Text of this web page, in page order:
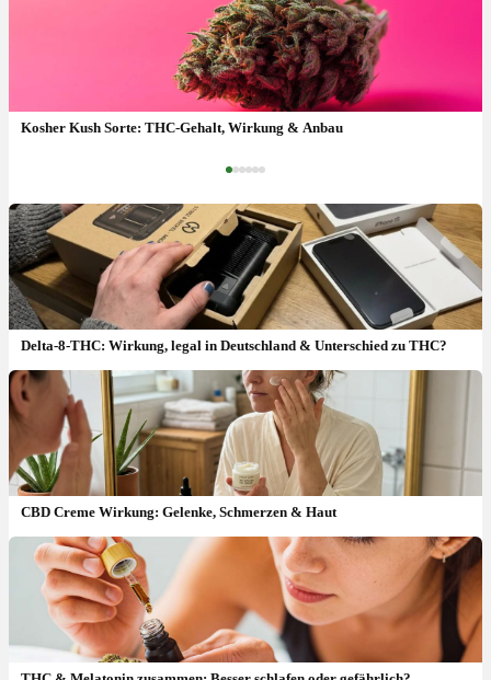
Kosher Kush Sorte: THC-Gehalt, Wirkung & Anbau
Katsu Bubba Kush Sorte: THC, Indica-Wirkung & Anbau
Delta-8-THC: Wirkung, legal in Deutschland & Unterschied zu THC?
CBD Creme Wirkung: Gelenke, Schmerzen & Haut